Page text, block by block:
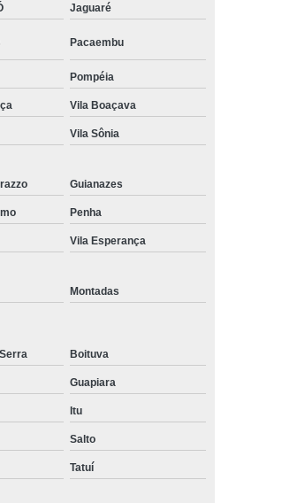
em João Pessoa
em Sorocaba
Hiperbárica
Hiperbárica
em Campina Grande
em São Paulo
Hiperbárica
Jaguaré
Pacaembu
Pompéia
Vila Boaçava
Vila Sônia
Guianazes
Penha
Vila Esperança
Montadas
Boituva
Guapiara
Itu
Salto
Tatuí